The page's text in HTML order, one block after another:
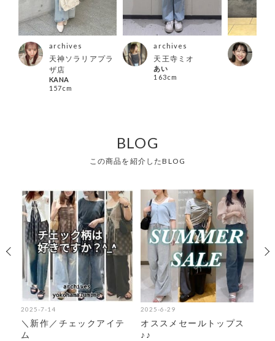
archives
天神ソラリアプラ
ザ店
KANA
157cm
archives
天王寺ミオ
あい
163cm
BLOG
この商品を紹介したBLOG
2025-7-14
＼新作／チェックアイテ
ム
2025-6-29
オススメセールトップス
♪♪